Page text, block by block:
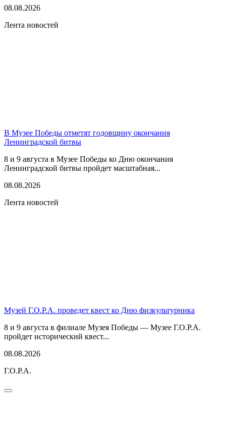
08.08.2026
Лента новостей
В Музее Победы отметят годовщину окончания
Ленинградской битвы
8 и 9 августа в Музее Победы ко Дню окончания
Ленинградской битвы пройдет масштабная...
08.08.2026
Лента новостей
Музей Г.О.Р.А. проведет квест ко Дню физкультурника
8 и 9 августа в филиале Музея Победы — Музее Г.О.Р.А.
пройдет исторический квест...
08.08.2026
Г.О.Р.А.